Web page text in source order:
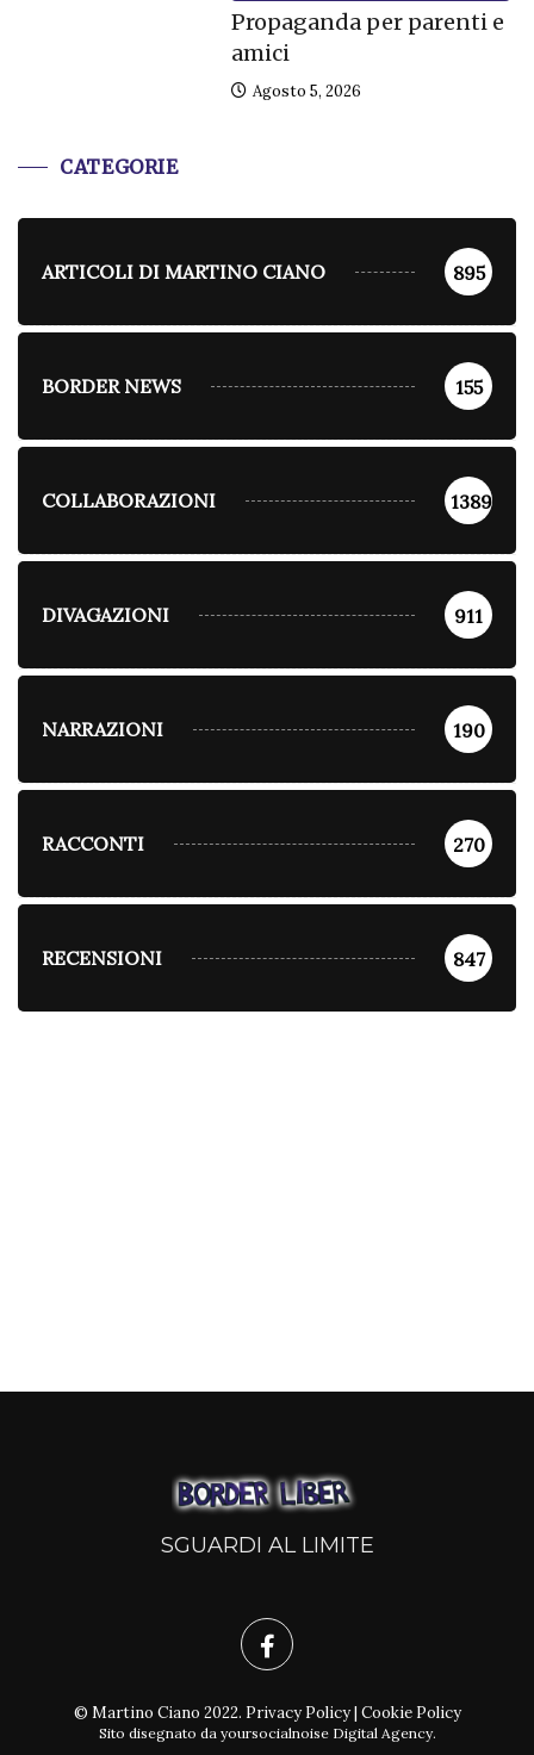
Propaganda per parenti e
amici
Agosto 5, 2026
CATEGORIE
ARTICOLI DI MARTINO CIANO 895
BORDER NEWS 155
COLLABORAZIONI 1389
DIVAGAZIONI 911
NARRAZIONI 190
RACCONTI 270
RECENSIONI 847
SGUARDI AL LIMITE
© Martino Ciano 2022. Privacy Policy| Cookie Policy
Sito disegnato da yoursocialnoise Digital Agency.